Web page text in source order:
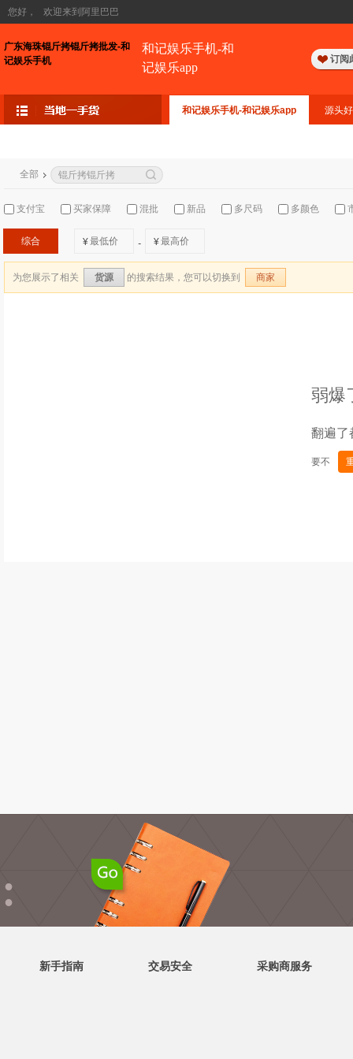
您好， 欢迎来到阿里巴巴
广东海珠锟斤拷锟斤拷批发-和
记娱乐手机
和记娱乐手机-和
记娱乐app
订阅
和记娱乐手机-和记娱乐app 源头
全部
支付宝 买家保障 混批 新品 多尺码 多颜色
综合 ¥ - ¥
为您展示了相关 货源 的搜索结果，您可以切换到 商家
弱爆
翻遍了
要不
●
●
新手指南 交易安全 采购商服务